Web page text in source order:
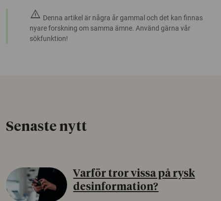
warning Denna artikel är några år gammal och det kan finnas
nyare forskning om samma ämne. Använd gärna vår
sökfunktion!
Senaste nytt
Varför tror vissa på rysk
desinformation?